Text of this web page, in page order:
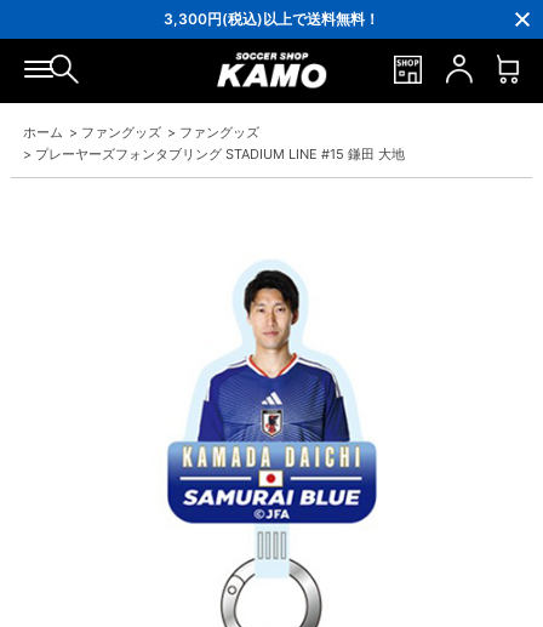
3,300円(税込)以上で送料無料！
ポイント還元率5％！プレミア会員は7％
会員の方にはお誕生月に「10％OFFクーポン」プレゼント！
16,000円(税込)以上でシューズケースプレゼント！
3,300円(税込)以上で送料無料！
ホーム > ファングッズ > ファングッズ
> プレーヤーズフォンタブリング STADIUM LINE #15 鎌田 大地